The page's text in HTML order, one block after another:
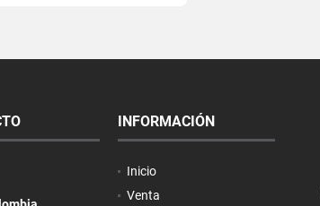
INFORMACIÓN
Inicio
Venta